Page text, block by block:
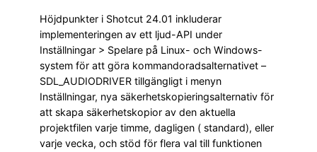
Höjdpunkter i Shotcut 24.01 inkluderar
implementeringen av ett ljud-API under
Inställningar > Spelare på Linux- och Windows-
system för att göra kommandoradsalternativet –
SDL_AUDIODRIVER tillgängligt i menyn
Inställningar, nya säkerhetskopieringsalternativ för
att skapa säkerhetskopior av den aktuella
projektfilen varje timme, dagligen ( standard), eller
varje vecka, och stöd för flera val till funktionen